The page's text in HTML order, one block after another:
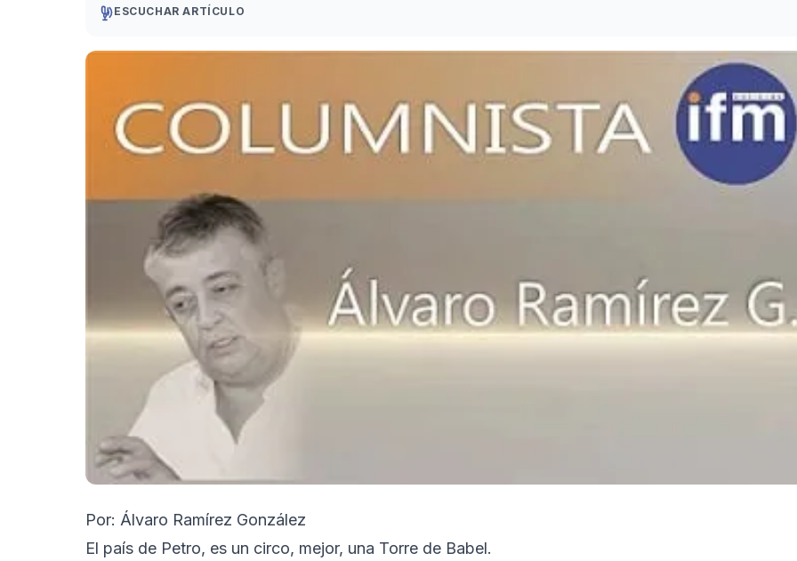
ESCUCHAR ARTÍCULO
Por: Álvaro Ramírez González
El país de Petro, es un circo, mejor, una Torre de Babel.